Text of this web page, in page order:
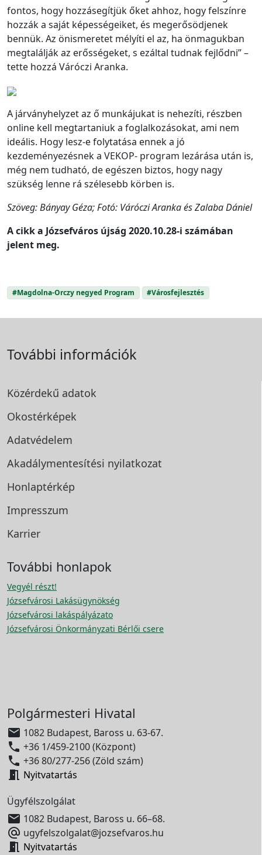
fontos, hogy hozzásegítjük őket ahhoz, hogy felszínre
hozzák a saját képességeiket, és megerősödjenek
bennük. Az önismeretet mélyíti el az, ha önmagukban
megtalálják az erősségeket, s ezáltal tudnak fejlődni” –
tette hozzá Váróczi Aranka.
A járványhelyzet az ő munkájukat is nehezíti, részben
online kell megtartaniuk a foglalkozásokat, ami nem
ideális. Hogy lesz-e folytatása ennek a jó
kezdeményezésnek a VEKOP- program lezárása után is,
még nem tudható, de egészen biztos, hogy nagy
szükség lenne rá szélesebb körben is.
Szöveg: Bányay Géza; Fotó: Váróczi Aranka és Zalaba Dániel
A cikk a Józsefváros újság 2020.10.28-i számában
jelent meg.
#Magdolna-Orczy negyed Program #Városfejlesztés
További információk
Közérdekű adatok
Okostérképek
Adatvédelem
Akadálymentesítési nyilatkozat
Honlaptérkép
Impresszum
Karrier
További honlapok
Vegyél részt!
Józsefvárosi Lakásügynökség
Józsefvárosi lakáspályázato
Józsefvárosi Önkormányzati Bérlői csere
Polgármesteri Hivatal
 1082 Budapest, Baross u. 63-67.
 +36 1/459-2100 (Központ)
 +36 80/277-256 (Zöld szám)
 Nyitvatartás
Ügyfélszolgálat
 1082 Budapest, Baross u. 66–68.
 ugyfelszolgalat@jozsefvaros.hu
 Nyitvatartás